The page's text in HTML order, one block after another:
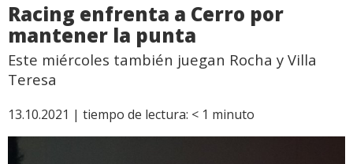
Racing enfrenta a Cerro por
mantener la punta
Este miércoles también juegan Rocha y Villa
Teresa
13.10.2021 | tiempo de lectura: < 1 minuto